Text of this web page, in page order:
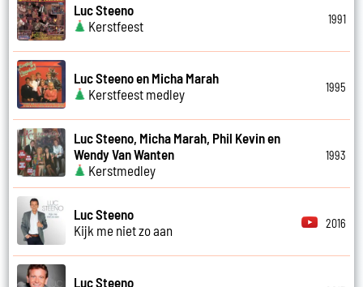
Luc Steeno
Kerstfeest
1991
Luc Steeno en Micha Marah
Kerstfeest medley
1995
Luc Steeno, Micha Marah, Phil Kevin en
Wendy Van Wanten
Kerstmedley
1993
Luc Steeno
Kijk me niet zo aan
2016
Luc Steeno